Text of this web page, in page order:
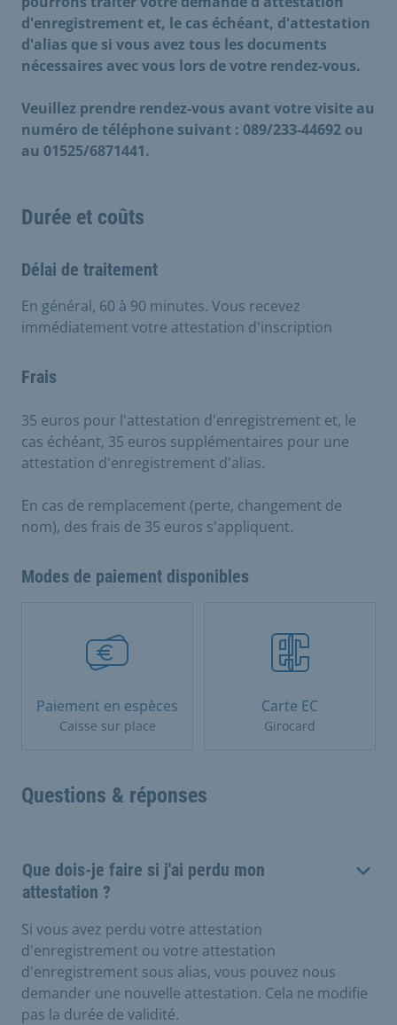
d'enregistrement et, le cas échéant, d'attestation
d'alias que si vous avez tous les documents
nécessaires avec vous lors de votre rendez-vous.
Veuillez prendre rendez-vous avant votre visite au
numéro de téléphone suivant : 089/233-44692 ou
au 01525/6871441.
Durée et coûts
Délai de traitement
En général, 60 à 90 minutes. Vous recevez
immédiatement votre attestation d'inscription
Frais
35 euros pour l'attestation d'enregistrement et, le
cas échéant, 35 euros supplémentaires pour une
attestation d'enregistrement d'alias.
En cas de remplacement (perte, changement de
nom), des frais de 35 euros s'appliquent.
Modes de paiement disponibles
Paiement en espèces
Caisse sur place
Carte EC
Girocard
Questions & réponses
Que dois-je faire si j'ai perdu mon
attestation ?
Si vous avez perdu votre attestation
d'enregistrement ou votre attestation
d'enregistrement sous alias, vous pouvez nous
demander une nouvelle attestation. Cela ne modifie
pas la durée de validité.